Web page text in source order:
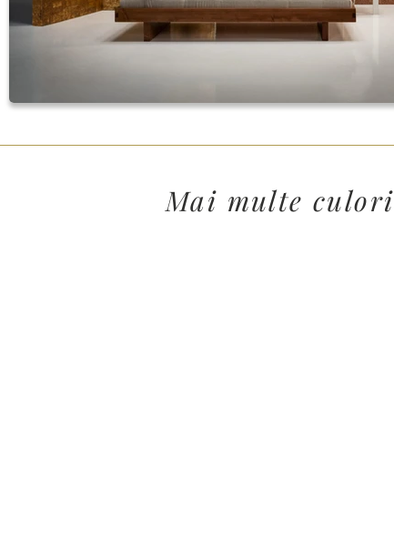
Mai multe culori